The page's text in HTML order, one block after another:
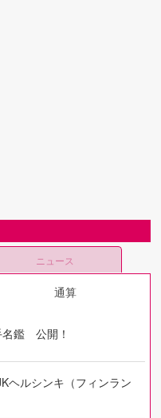
ニュース
通算
名鑑 公開！
ヘルシンキ（フィンラン